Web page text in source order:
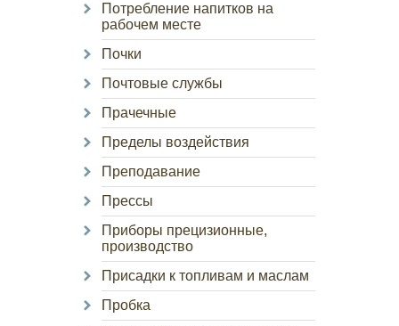
Потребление напитков на
рабочем месте
Почки
Почтовые службы
Прачечные
Пределы воздействия
Преподавание
Прессы
Приборы прецизионные,
производство
Присадки к топливам и маслам
Пробка